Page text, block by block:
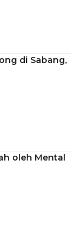
di Sabang,
oleh Mental